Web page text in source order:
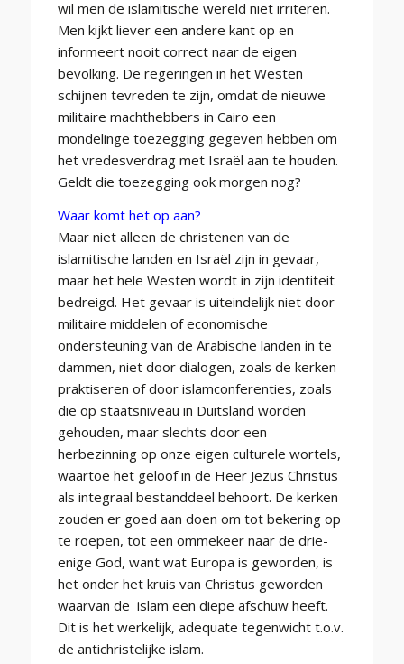
wil men de islamitische wereld niet irriteren.
Men kijkt liever een andere kant op en
informeert nooit correct naar de eigen
bevolking. De regeringen in het Westen
schijnen tevreden te zijn, omdat de nieuwe
militaire machthebbers in Cairo een
mondelinge toezegging gegeven hebben om
het vredesverdrag met Israël aan te houden.
Geldt die toezegging ook morgen nog?
Waar komt het op aan?
Maar niet alleen de christenen van de
islamitische landen en Israël zijn in gevaar,
maar het hele Westen wordt in zijn identiteit
bedreigd. Het gevaar is uiteindelijk niet door
militaire middelen of economische
ondersteuning van de Arabische landen in te
dammen, niet door dialogen, zoals de kerken
praktiseren of door islamconferenties, zoals
die op staatsniveau in Duitsland worden
gehouden, maar slechts door een
herbezinning op onze eigen culturele wortels,
waartoe het geloof in de Heer Jezus Christus
als integraal bestanddeel behoort. De kerken
zouden er goed aan doen om tot bekering op
te roepen, tot een ommekeer naar de drie-
enige God, want wat Europa is geworden, is
het onder het kruis van Christus geworden
waarvan de islam een diepe afschuw heeft.
Dit is het werkelijk, adequate tegenwicht t.o.v.
de antichristelijke islam.